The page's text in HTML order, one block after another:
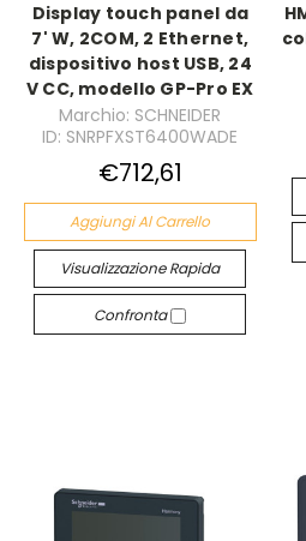
Display touch panel da
7' W, 2COM, 2 Ethernet,
dispositivo host USB, 24
V CC, modello GP-Pro EX
Marchio: SCHNEIDER
ID: SNRPFXST6400WADE
€712,61
Aggiungi Al Carrello
Visualizzazione Rapida
Confronta